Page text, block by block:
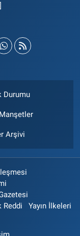
Durumu
Arşivi
Reddi Yayın İlkeleri